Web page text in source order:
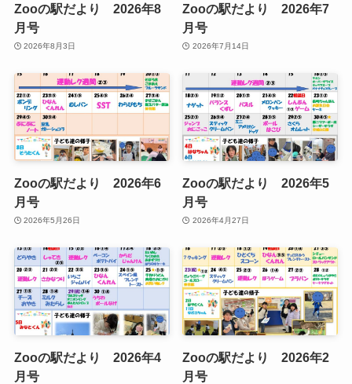
Zooの駅だより 2026年8
月号
2026年8月3日
Zooの駅だより 2026年7
月号
2026年7月14日
Zooの駅だより 2026年6
月号
2026年5月26日
Zooの駅だより 2026年5
月号
2026年4月27日
Zooの駅だより 2026年4
月号
Zooの駅だより 2026年2
月号